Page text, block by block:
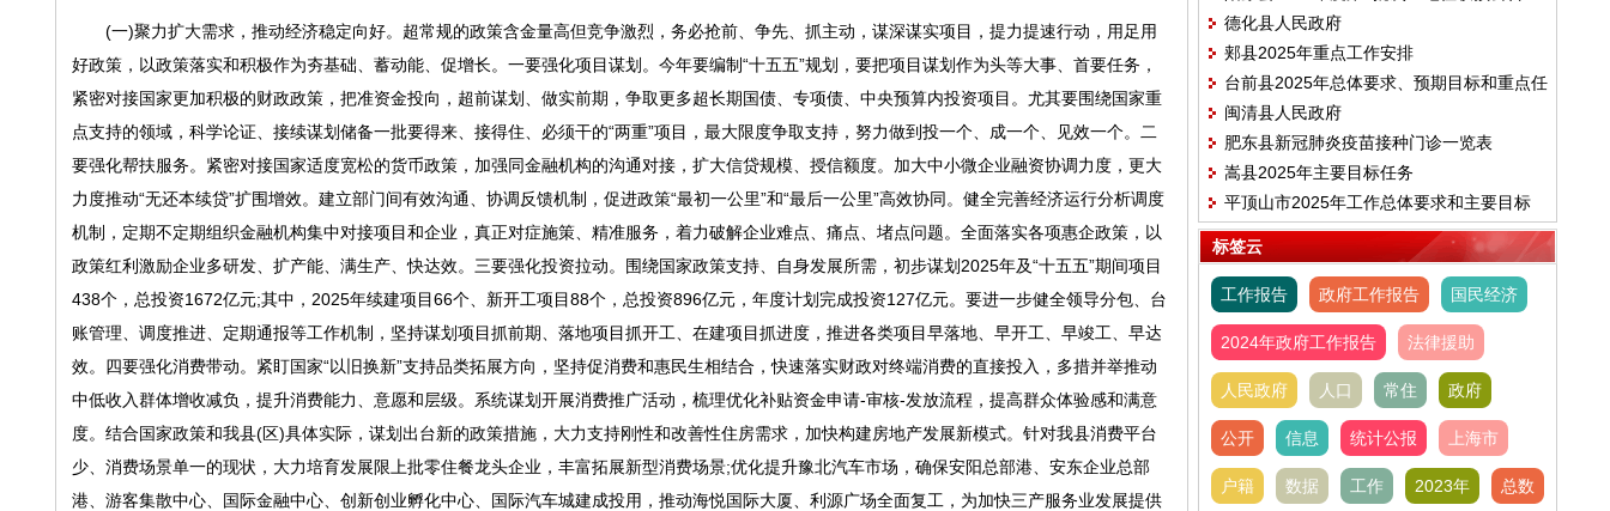
(一)聚力扩大需求，推动经济稳定向好。超常规的政策含金量高但竞争激烈，务必抢前、争先、抓主动，谋深谋实项目，提力提速行动，用足用
好政策，以政策落实和积极作为夯基础、蓄动能、促增长。一要强化项目谋划。今年要编制“十五五”规划，要把项目谋划作为头等大事、首要任务，
紧密对接国家更加积极的财政政策，把准资金投向，超前谋划、做实前期，争取更多超长期国债、专项债、中央预算内投资项目。尤其要围绕国家重
点支持的领域，科学论证、接续谋划储备一批要得来、接得住、必须干的“两重”项目，最大限度争取支持，努力做到投一个、成一个、见效一个。二
要强化帮扶服务。紧密对接国家适度宽松的货币政策，加强同金融机构的沟通对接，扩大信贷规模、授信额度。加大中小微企业融资协调力度，更大
力度推动“无还本续贷”扩围增效。建立部门间有效沟通、协调反馈机制，促进政策“最初一公里”和“最后一公里”高效协同。健全完善经济运行分析调度
机制，定期不定期组织金融机构集中对接项目和企业，真正对症施策、精准服务，着力破解企业难点、痛点、堵点问题。全面落实各项惠企政策，以
政策红利激励企业多研发、扩产能、满生产、快达效。三要强化投资拉动。围绕国家政策支持、自身发展所需，初步谋划2025年及“十五五”期间项目
438个，总投资1672亿元;其中，2025年续建项目66个、新开工项目88个，总投资896亿元，年度计划完成投资127亿元。要进一步健全领导分包、台
账管理、调度推进、定期通报等工作机制，坚持谋划项目抓前期、落地项目抓开工、在建项目抓进度，推进各类项目早落地、早开工、早竣工、早达
效。四要强化消费带动。紧盯国家“以旧换新”支持品类拓展方向，坚持促消费和惠民生相结合，快速落实财政对终端消费的直接投入，多措并举推动
中低收入群体增收减负，提升消费能力、意愿和层级。系统谋划开展消费推广活动，梳理优化补贴资金申请-审核-发放流程，提高群众体验感和满意
度。结合国家政策和我县(区)具体实际，谋划出台新的政策措施，大力支持刚性和改善性住房需求，加快构建房地产发展新模式。针对我县消费平台
少、消费场景单一的现状，大力培育发展限上批零住餐龙头企业，丰富拓展新型消费场景;优化提升豫北汽车市场，确保安阳总部港、安东企业总部
港、游客集散中心、国际金融中心、创新创业孵化中心、国际汽车城建成投用，推动海悦国际大厦、利源广场全面复工，为加快三产服务业发展提供
德化县人民政府
郏县2025年重点工作安排
台前县2025年总体要求、预期目标和重点任
务
闽清县人民政府
肥东县新冠肺炎疫苗接种门诊一览表
嵩县2025年主要目标任务
平顶山市2025年工作总体要求和主要目标
标签云
工作报告 政府工作报告 国民经济
2024年政府工作报告 法律援助
人民政府 人口 常住 政府
公开 信息 统计公报 上海市
户籍 数据 工作 2023年 总数